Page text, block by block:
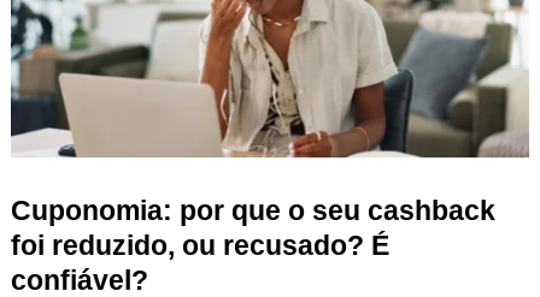
Cuponomia: por que o seu cashback
foi reduzido, ou recusado? É
confiável?